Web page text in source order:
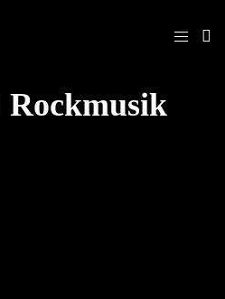
Rockmusik